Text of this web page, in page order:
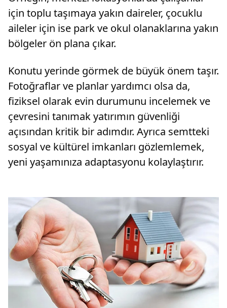
için toplu taşımaya yakın daireler, çocuklu
aileler için ise park ve okul olanaklarına yakın
bölgeler ön plana çıkar.
Konutu yerinde görmek de büyük önem taşır.
Fotoğraflar ve planlar yardımcı olsa da,
fiziksel olarak evin durumunu incelemek ve
çevresini tanımak yatırımın güvenliği
açısından kritik bir adımdır. Ayrıca semtteki
sosyal ve kültürel imkanları gözlemlemek,
yeni yaşamınıza adaptasyonu kolaylaştırır.